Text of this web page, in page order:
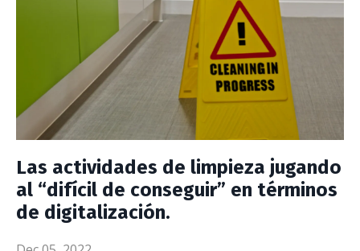
Las actividades de limpieza jugando
al “difícil de conseguir” en términos
de digitalización.